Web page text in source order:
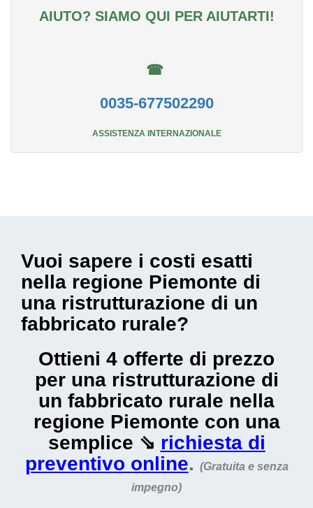
AIUTO? SIAMO QUI PER AIUTARTI!
☎
0035-677502290
ASSISTENZA INTERNAZIONALE
Vuoi sapere i costi esatti
nella regione Piemonte di
una ristrutturazione di un
fabbricato rurale?
Ottieni 4 offerte di prezzo
per una ristrutturazione di
un fabbricato rurale nella
regione Piemonte con una
semplice ⇘ richiesta di
preventivo online. (Gratuita e senza
impegno)